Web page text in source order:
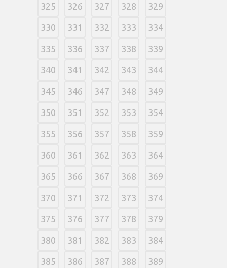
325 326 327 328 329
330 331 332 333 334
335 336 337 338 339
340 341 342 343 344
345 346 347 348 349
350 351 352 353 354
355 356 357 358 359
360 361 362 363 364
365 366 367 368 369
370 371 372 373 374
375 376 377 378 379
380 381 382 383 384
385 386 387 388 389